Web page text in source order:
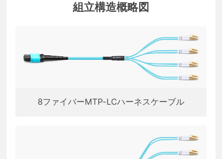
組立構造概略図
8ファイバーMTP-LCハーネスケーブル